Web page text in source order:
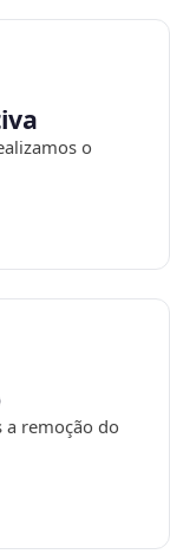
o
a remoção do